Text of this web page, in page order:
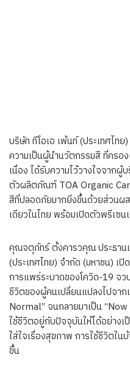
บริษัท ทีโอเอ เพ้นท์ (ประเทศไท
ความเป็นผู้นำนวัตกรรมสี ที่คร
เนื่อง ได้รับความไว้วางใจจาก
ตัวผลิตภัณฑ์ TOA Organic
สีที่ปลอดภัยมากยิ่งขึ้นด้วยส่วนผ
เดียวในไทย พร้อมเปิดตัวพรีเซน
คุณจตุภัทร์ ตั้งคารวคุณ ประธาน
(ประเทศไทย) จำกัด (มหาชน) เ
การแพร่ระบาดของโควิด-19 จ
ชีวิตของผู้คนเปลี่ยนแปลงไปจา
Normal” จนกลายมาเป็น
ใช้ชีวิตอยู่กับปัจจุบันให้ได้อย่าง
ใส่ใจเรื่องสุขภาพ การใช้ชีวิตใ
ขึ้น